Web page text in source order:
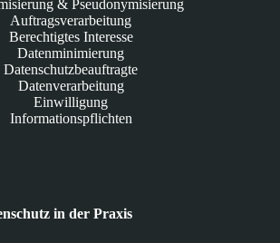
& Pseudonymisierung
Auftragsverarbeitung
Berechtigtes Interesse
Datenminimierung
Datenschutzbeauftragte
Datenverarbeitung
Einwilligung
Informationspflichten
in der Praxis